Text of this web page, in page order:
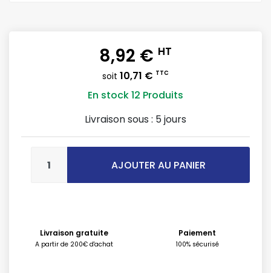
8,92 € HT
soit 10,71 € TTC
En stock12 Produits
Livraison sous : 5 jours
AJOUTER AU PANIER
Livraison gratuite
A partir de 200€ d'achat
Paiement
100% sécurisé